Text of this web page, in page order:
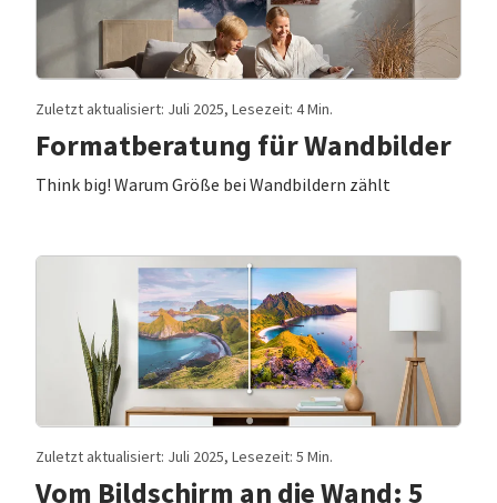
Zuletzt aktualisiert: Juli 2025, Lesezeit: 4 Min.
Formatberatung für Wandbilder
Think big! Warum Größe bei Wandbildern zählt
Zuletzt aktualisiert: Juli 2025, Lesezeit: 5 Min.
Vom Bildschirm an die Wand: 5